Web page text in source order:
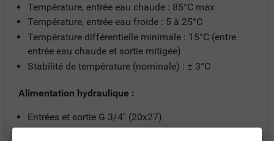
Température, entrée eau chaude : 85°C max
Température, entrée eau froide : 5 à 25°C
Température différentielle minimale : 15°C (entre
entrée eau chaude et sortie mitigée)
Stabilité de température (nominale) : ± 3°C
Alimentation hydraulique :
Entrées et sortie G 3/4'' (20x27)